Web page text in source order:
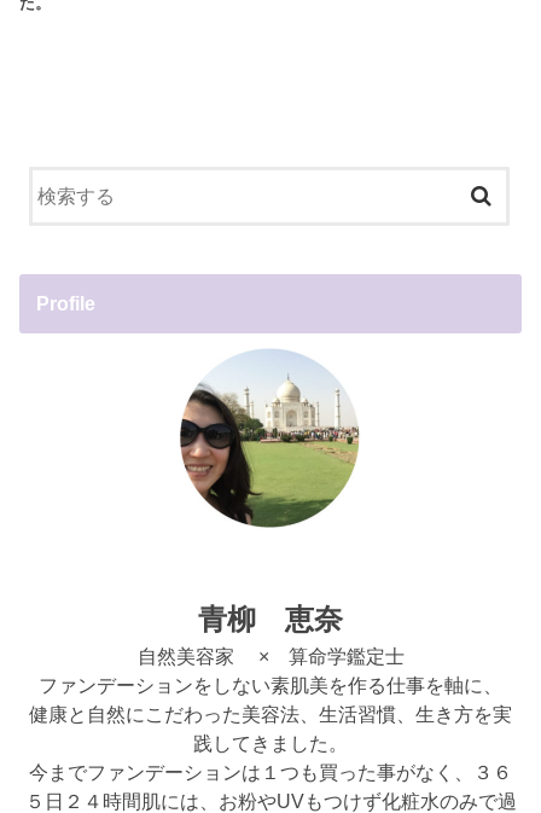
た。
Profile
青柳 恵奈
自然美容家 × 算命学鑑定士
ファンデーションをしない素肌美を作る仕事を軸に、
健康と自然にこだわった美容法、生活習慣、生き方を実
践してきました。
今までファンデーションは１つも買った事がなく、３６
５日２４時間肌には、お粉やUVもつけず化粧水のみで過